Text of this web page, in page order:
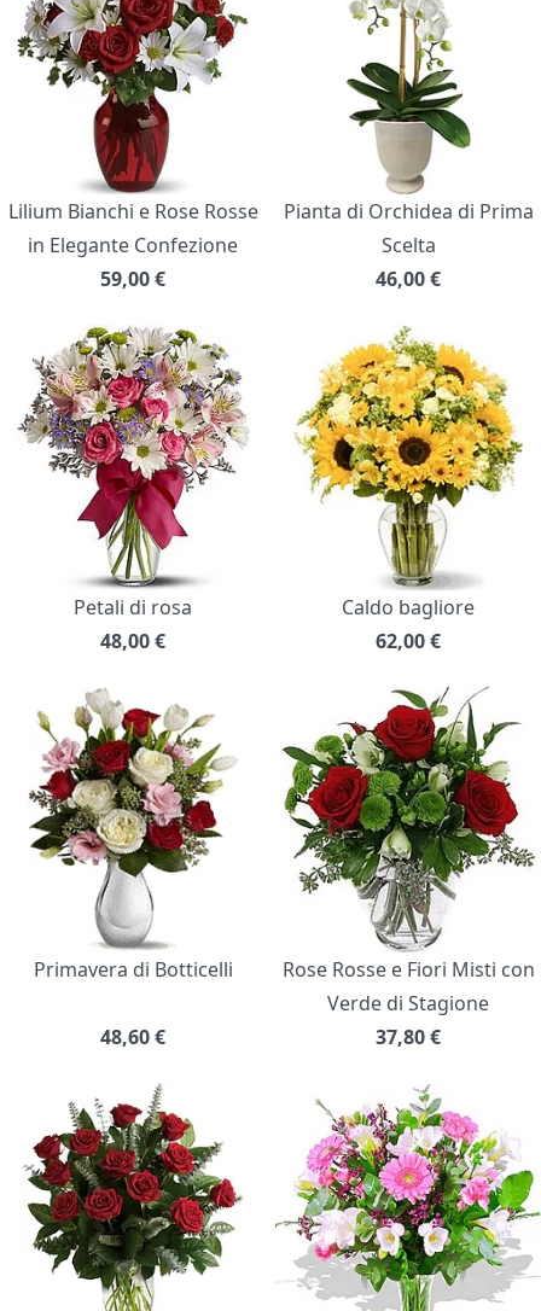
Lilium Bianchi e Rose Rosse
in Elegante Confezione
59,00€
Pianta di Orchidea di Prima
Scelta
46,00€
Petali di rosa
48,00€
Caldo bagliore
62,00€
Primavera di Botticelli
48,60€
Rose Rosse e Fiori Misti con
Verde di Stagione
37,80€